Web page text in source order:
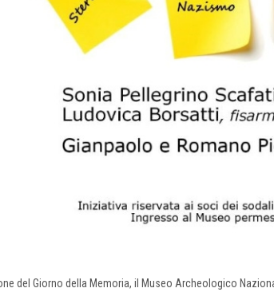
del Giorno della Memoria, il Museo Archeologico